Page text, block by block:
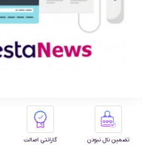
تضمین نال نبودن گارانتی اصالت